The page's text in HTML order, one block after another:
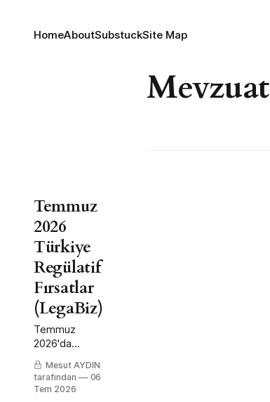
HomeAboutSubstuckSite Map
Mevzuat
Temmuz
2026
Türkiye
Regülatif
Fırsatlar
(LegaBiz)
Temmuz
2026'da
yürürlüğe
giren alternatif
finansman ve
Mesut AYDIN
tarafından
06
Tem 2026